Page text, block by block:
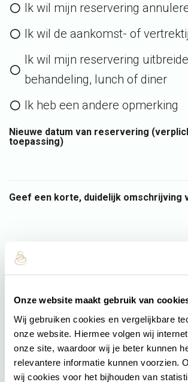
Onze website maakt gebruik van
Wij gebruiken cookies en vergelijkbare
onze website. Hiermee volgen wij
onze site, waardoor wij je beter kunnen
relevantere informatie kunnen voorzien.
wij cookies voor het bijhouden van
Ik wil mijn reservering
Ik wil de aankomst- of
Ik wil mijn reservering
behandeling, lunch of diner
Ik heb een andere opmerking
Nieuwe datum van reservering
toepassing)
Geef een korte, duidelijk omschrijving